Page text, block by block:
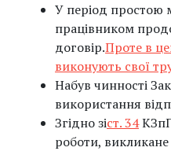
У період простою
працівником
договір.Проте в
виконують свої
Набув чинності
використання
Згідно зіст. 34
роботи, викликане